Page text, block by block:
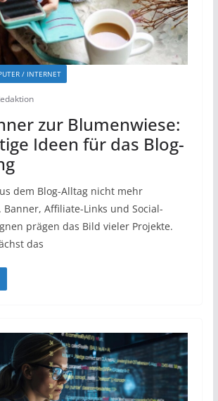
/ INTERNET
zur Blumenwiese:
Ideen für das Blog-
dem Blog-Alltag nicht mehr
Banner, Affiliate-Links und Social-
prägen das Bild vieler Projekte.
das